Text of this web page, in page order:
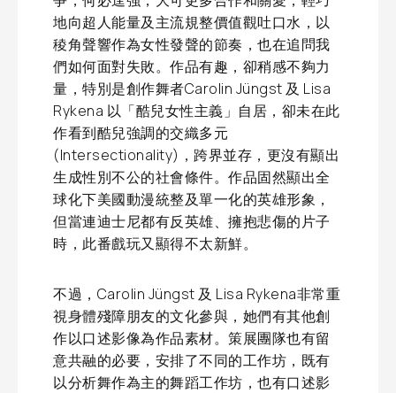
地向超人能量及主流規整價值觀吐口水，以
稜角聲響作為女性發聲的節奏，也在追問我
們如何面對失敗。作品有趣，卻稍感不夠力
量，特別是創作舞者Carolin Jüngst 及 Lisa
Rykena 以「酷兒女性主義」自居，卻未在此
作看到酷兒強調的交織多元
(Intersectionality)，跨界並存，更沒有顯出
生成性別不公的社會條件。作品固然顯出全
球化下美國動漫統整及單一化的英雄形象，
但當連迪士尼都有反英雄、擁抱悲傷的片子
時，此番戲玩又顯得不太新鮮。
不過，Carolin Jüngst 及 Lisa Rykena非常重
視身體殘障朋友的文化參與，她們有其他創
作以口述影像為作品素材。策展團隊也有留
意共融的必要，安排了不同的工作坊，既有
以分析舞作為主的舞蹈工作坊，也有口述影